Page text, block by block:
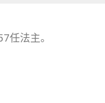
任法主。